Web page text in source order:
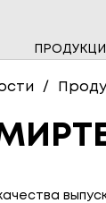
ОБЕСПЕЧЕНИЕ